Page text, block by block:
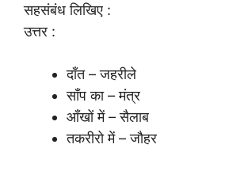
सहसंबंध लिखिए :
उत्तर :
दाँत – जहरीले
साँप का – मंत्र
आँखों में – सैलाब
तकरीरो में – जौहर